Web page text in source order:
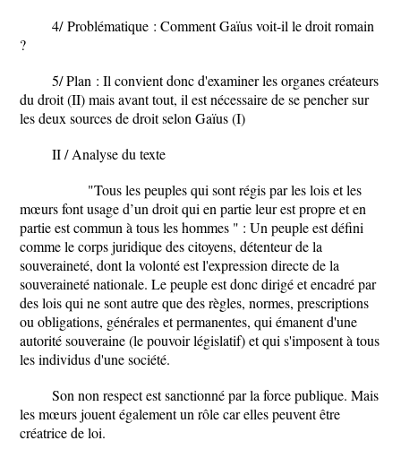
4/Problématique : Comment Gaïus voit-il le droit romain
?
5/Plan : Il convient donc d'examiner les organes créateurs
du droit (II) mais avant tout, il est nécessaire de se pencher sur
les deux sources de droit selon Gaïus (I)
II / Analyse du texte
"Tous les peuples qui sont régis par les lois et les
mœurs font usage d’un droit qui en partie leur est propre et en
partie est commun à tous les hommes " : Un peuple est défini
comme le corps juridique des citoyens, détenteur de la
souveraineté, dont la volonté est l'expression directe de la
souveraineté nationale. Le peuple est donc dirigé et encadré par
des lois qui ne sont autre que des règles, normes, prescriptions
ou obligations, générales et permanentes, qui émanent d'une
autorité souveraine (le pouvoir législatif) et qui s'imposent à tous
les individus d'une société.
Son non respect est sanctionné par la force publique. Mais
les mœurs jouent également un rôle car elles peuvent être
créatrice de loi.